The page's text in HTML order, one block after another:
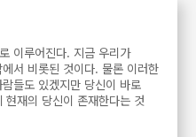
이루어진다. 지금 우리가
서 비롯된 것이다. 물론 이러한
들도 있겠지만 당신이 바로
재의 당신이 존재한다는 것